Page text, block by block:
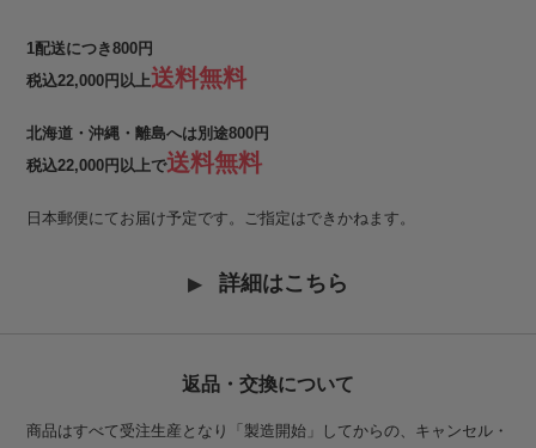
1配送につき800円
税込22,000円以上送料無料
北海道・沖縄・離島へは別途800円
税込22,000円以上で送料無料
日本郵便にてお届け予定です。ご指定はできかねます。
詳細はこちら
返品・交換について
商品はすべて受注生産となり「製造開始」してからの、キャンセル・